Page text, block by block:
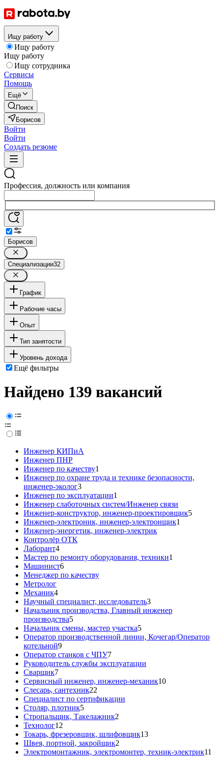
Ищу работу
Ищу работу
Ищу работу
Ищу сотрудника
Сервисы
Помощь
Ещё
Поиск
Борисов
Войти
Войти
Создать резюме
Профессия, должность или компания
Борисов
Специализации32
График
Рабочие часы
Опыт
Тип занятости
Уровень дохода
Ещё фильтры
Найдено 139 вакансий
Инженер КИПиА
Инженер ПНР
Инженер по качеству1
Инженер по охране труда и технике безопасности,
инженер-эколог3
Инженер по эксплуатации1
Инженер слаботочных систем/Инженер связи
Инженер-конструктор, инженер-проектировщик5
Инженер-электроник, инженер-электронщик1
Инженер-энергетик, инженер-электрик
Контролёр ОТК
Лаборант4
Мастер по ремонту оборудования, техники1
Машинист6
Менеджер по качеству
Метролог
Механик4
Научный специалист, исследователь3
Начальник производства, Главный инженер
производства5
Начальник смены, мастер участка5
Оператор производственной линии, Кочегар/Оператор
котельной9
Оператор станков с ЧПУ7
Руководитель службы эксплуатации
Сварщик7
Сервисный инженер, инженер-механик10
Слесарь, сантехник22
Специалист по сертификации
Столяр, плотник5
Стропальщик, Такелажник2
Технолог12
Токарь, фрезеровщик, шлифовщик13
Швея, портной, закройщик2
Электромонтажник, электромонтер, техник-электрик11